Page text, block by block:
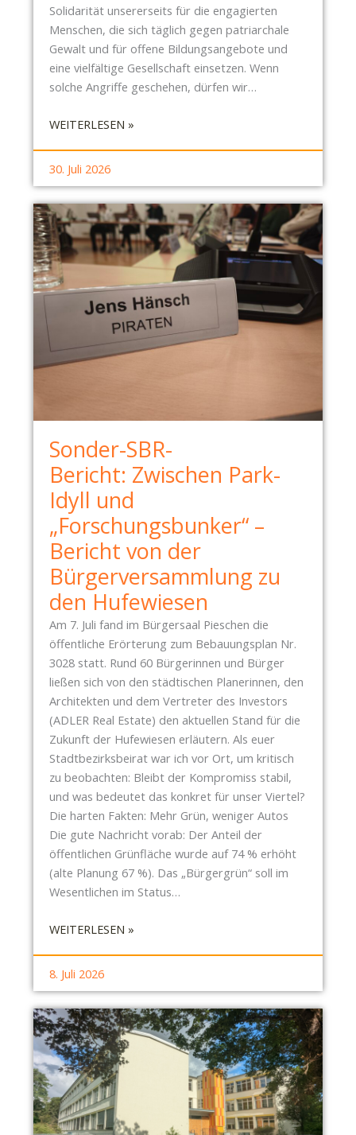
Solidarität unsererseits für die engagierten
Menschen, die sich täglich gegen patriarchale
Gewalt und für offene Bildungsangebote und
eine vielfältige Gesellschaft einsetzen. Wenn
solche Angriffe geschehen, dürfen wir…
WEITERLESEN »:
E
T
O
T
R
A
T
T
R
I
E
K
S
T
E
N
I
S
T
E
I
N
E
E
I
N
D
E
U
T
H
U
30. Juli 2026
Sonder-SBR-
Bericht: Zwischen Park-
Idyll und
„Forschungsbunker“ –
Bericht von der
Bürgerversammlung zu
den Hufewiesen
Am 7. Juli fand im Bürgersaal Pieschen die
öffentliche Erörterung zum Bebauungsplan Nr.
3028 statt. Rund 60 Bürgerinnen und Bürger
ließen sich von den städtischen Planerinnen, den
Architekten und dem Vertreter des Investors
(ADLER Real Estate) den aktuellen Stand für die
Zukunft der Hufewiesen erläutern. Als euer
Stadtbezirksbeirat war ich vor Ort, um kritisch
zu beobachten: Bleibt der Kompromiss stabil,
und was bedeutet das konkret für unser Viertel?
Die harten Fakten: Mehr Grün, weniger Autos
Die gute Nachricht vorab: Der Anteil der
öffentlichen Grünfläche wurde auf 74 % erhöht
(alte Planung 67 %). Das „Bürgergrün“ soll im
Wesentlichen im Status…
WEITERLESEN »:
D
E
R
8. Juli 2026